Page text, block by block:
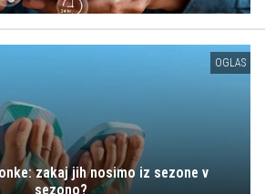
OGLAS
zakaj jih nosimo iz sezone v
sezono?